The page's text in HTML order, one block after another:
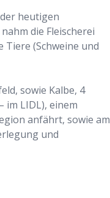
heutigen
die Fleischerei
(Schweine und
sowie Kalbe, 4
im LIDL), einem
anfährt, sowie am
und